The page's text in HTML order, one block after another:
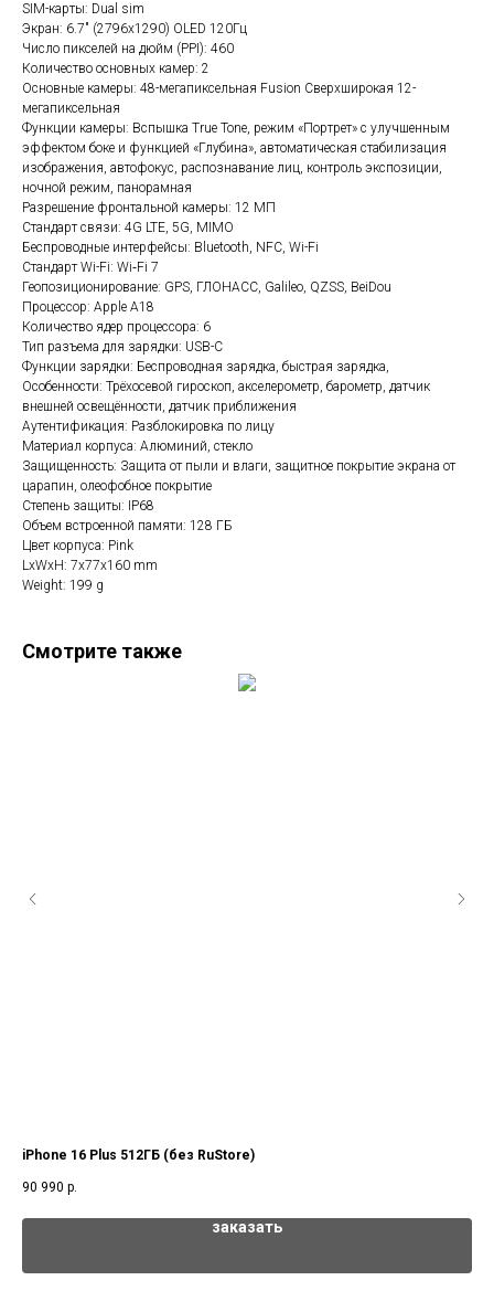
SIM-карты: Dual sim
Экран: 6.7" (2796x1290) OLED 120Гц
Число пикселей на дюйм (PPI): 460
Количество основных камер: 2
Основные камеры: 48-мегапиксельная Fusion Сверхширокая 12-
мегапиксельная
Функции камеры: Вспышка True Tone, режим «Портрет» с улучшенным
эффектом боке и функцией «Глубина», автоматическая стабилизация
изображения, автофокус, распознавание лиц, контроль экспозиции,
ночной режим, панорамная
Разрешение фронтальной камеры: 12 МП
Стандарт связи: 4G LTE, 5G, MIMO
Беспроводные интерфейсы: Bluetooth, NFC, Wi-Fi
Стандарт Wi-Fi: Wi‑Fi 7
Геопозиционирование: GPS, ГЛОНАСС, Galileo, QZSS, BeiDou
Процессор: Apple A18
Количество ядер процессора: 6
Тип разъема для зарядки: USB-C
Функции зарядки: Беспроводная зарядка, быстрая зарядка,
Особенности: Трёхосевой гироскоп, акселерометр, барометр, датчик
внешней освещённости, датчик приближения
Аутентификация: Разблокировка по лицу
Материал корпуса: Алюминий, стекло
Защищенность: Защита от пыли и влаги, защитное покрытие экрана от
царапин, олеофобное покрытие
Степень защиты: IP68
Объем встроенной памяти: 128 ГБ
Цвет корпуса: Pink
LxWxH: 7x77x160 mm
Weight: 199 g
Смотрите также
iPhone 16 Plus 512ГБ (без RuStore)
90 990 р.
заказать